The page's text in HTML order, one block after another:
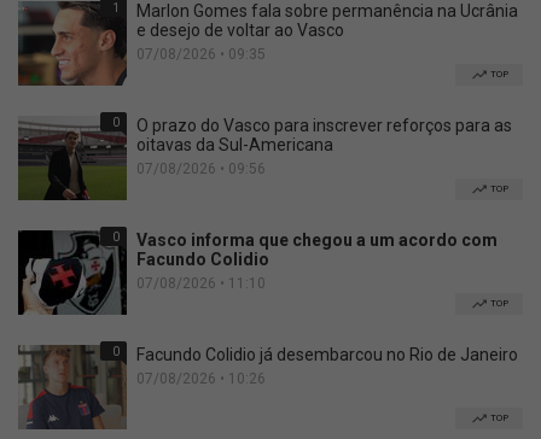
1
Marlon Gomes fala sobre permanência na Ucrânia
e desejo de voltar ao Vasco
07/08/2026 • 09:35
TOP
0
O prazo do Vasco para inscrever reforços para as
oitavas da Sul-Americana
07/08/2026 • 09:56
TOP
0
Vasco informa que chegou a um acordo com
Facundo Colidio
07/08/2026 • 11:10
TOP
0 Facundo Colidio já desembarcou no Rio de Janeiro
07/08/2026 • 10:26
TOP